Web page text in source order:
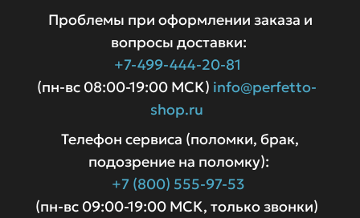
Проблемы при оформлении заказа и
вопросы доставки:
+7-499-444-20-81
(пн-вс 08:00-19:00 МСК) info@perfetto-
shop.ru
Телефон сервиса (поломки, брак,
подозрение на поломку):
+7 (800) 555-97-53
(пн-вс 09:00-19:00 МСК, только звонки)